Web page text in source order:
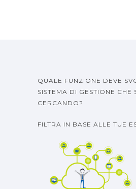
QUALE FUNZIONE DEVE
SISTEMA DI GESTIONE CHE
CERCANDO?
FILTRA IN BASE ALLE TUE